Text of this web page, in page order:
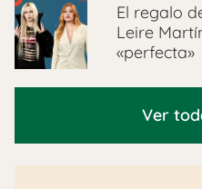
El regalo
Leire
«perfecta»
Ver